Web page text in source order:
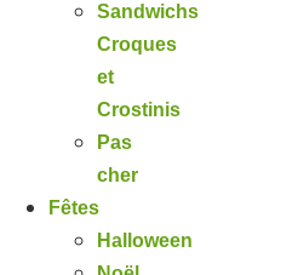
Sandwichs
Croques
et
Crostinis
Pas
cher
Fêtes
Halloween